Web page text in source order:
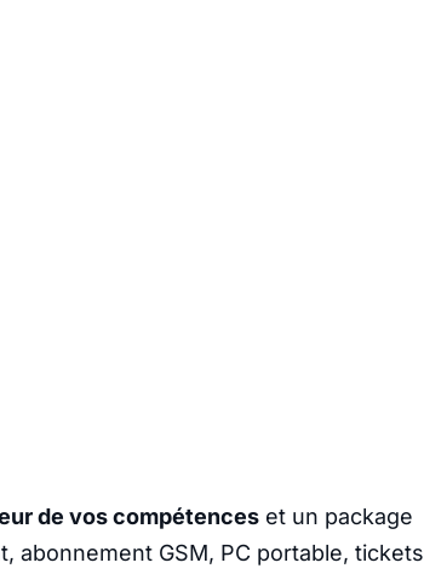
de vos compétences et un package
abonnement GSM, PC portable, tickets